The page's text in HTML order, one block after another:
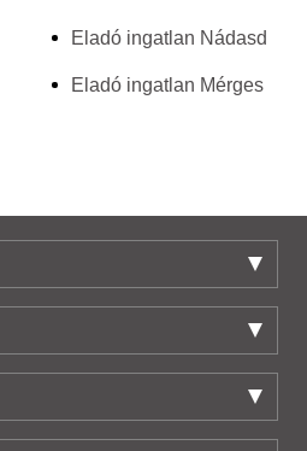
Eladó ingatlan Nádasd
Eladó ingatlan Mérges